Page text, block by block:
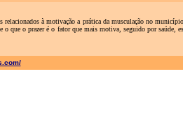
relacionados à motivação a prática da musculação no
que o prazer é o fator que mais motiva, seguido por saúde,